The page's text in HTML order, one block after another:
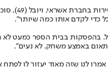
כדי לקדם אותו כמה שיותר".
בהפסקות בבית הספר כמעט לא
באמצע משחק. לא נעים".